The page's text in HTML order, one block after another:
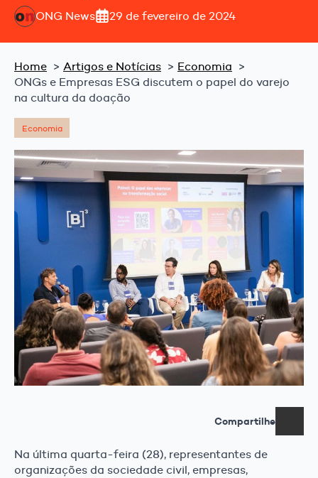
ONG News 29 de fevereiro de 2024
Home Artigos e Notícias
Economia
ONGs e Empresas ESG discutem o papel do varejo
na cultura da doação
Economia
Compartilhe
Na última quarta-feira (28), representantes de
organizações da sociedade civil, empresas,